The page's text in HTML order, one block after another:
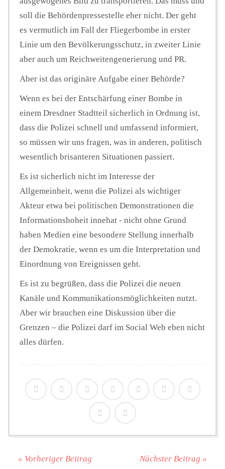
soll die Behördenpressestelle eher nicht. Der geht
es vermutlich im Fall der Fliegerbombe in erster
Linie um den Bevölkerungsschutz, in zweiter Linie
aber auch um Reichweitengenerierung und PR.
Aber ist das originäre Aufgabe einer Behörde?
Wenn es bei der Entschärfung einer Bombe in
einem Dresdner Stadtteil sicherlich in Ordnung ist,
dass die Polizei schnell und umfassend informiert,
so müssen wir uns fragen, was in anderen, politisch
wesentlich brisanteren Situationen passiert.
Es ist sicherlich nicht im Interesse der
Allgemeinheit, wenn die Polizei als wichtiger
Akteur etwa bei politischen Demonstrationen die
Informationshoheit innehat - nicht ohne Grund
haben Medien eine besondere Stellung innerhalb
der Demokratie, wenn es um die Interpretation und
Einordnung von Ereignissen geht.
Es ist zu begrüßen, dass die Polizei die neuen
Kanäle und Kommunikationsmöglichkeiten nutzt.
Aber wir brauchen eine Diskussion über die
Grenzen – die Polizei darf im Social Web eben nicht
alles dürfen.
« Vorheriger Beitrag Nächster Beitrag »